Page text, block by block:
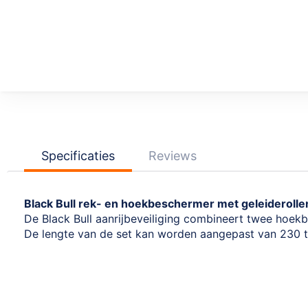
Specificaties Reviews
Black Bull rek- en hoekbeschermer met
De Black Bull aanrijbeveiliging combineert twee
De lengte van de set kan worden aangepast van 230